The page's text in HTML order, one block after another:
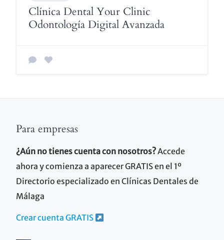
Clínica Dental Your Clinic
Odontología Digital Avanzada
Para empresas
¿Aún no tienes cuenta con nosotros?Accede
ahora y comienza a aparecer GRATIS en el 1º
Directorio especializado en Clínicas Dentales de
Málaga
Crear cuenta GRATIS